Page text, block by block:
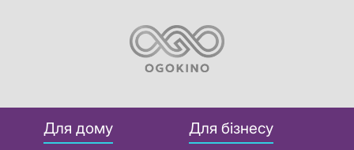
Для дому Для бізнесу